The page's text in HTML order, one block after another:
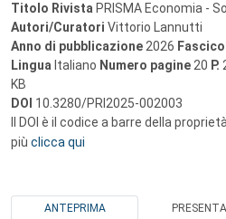
Titolo Rivista PRISMA Economia -
Autori/Curatori Vittorio Lannutti
Anno di pubblicazione 2026
Lingua Italiano Numero pagine 20 P.
KB
DOI 10.3280/PRI2025-002003
Il DOI è il codice a barre della
più clicca qui
ANTEPRIMA